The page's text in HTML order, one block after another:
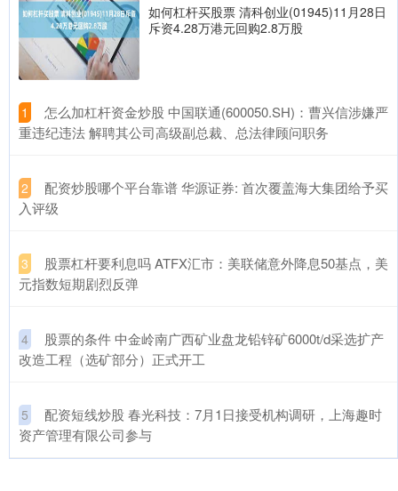
如何杠杆买股票 清科创业(01945)11月28日
斥资4.28万港元回购2.8万股
1
​怎么加杠杆资金炒股 中国联通(600050.SH)：曹兴信涉嫌严
重违纪违法 解聘其公司高级副总裁、总法律顾问职务
2
​配资炒股哪个平台靠谱 华源证券: 首次覆盖海大集团给予买
入评级
3
​股票杠杆要利息吗 ATFX汇市：美联储意外降息50基点，美
元指数短期剧烈反弹
4
​股票的条件 中金岭南广西矿业盘龙铅锌矿6000t/d采选扩产
改造工程（选矿部分）正式开工
5
​配资短线炒股 春光科技：7月1日接受机构调研，上海趣时
资产管理有限公司参与